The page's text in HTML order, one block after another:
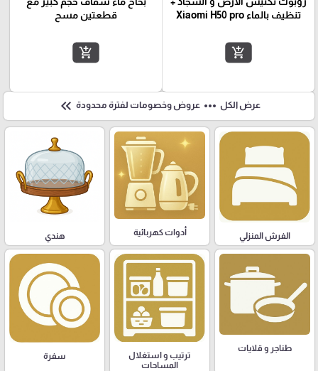
تنظيف بالماء Xiaomi H50 pro
add_shopping_cart
قطعتين مسح
add_shopping_cart
عرض الكل more_horiz عروض وخصومات لفترة محدودة keyboard_double_arrow_left
الفرش المنزلي أدوات كهربائية هندي
طناجر و قلايات
ترتيب و استغلال
المساحات
سفرة